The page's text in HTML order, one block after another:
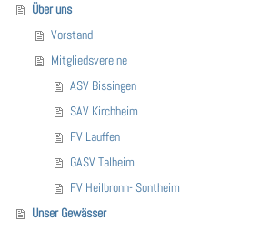
Über uns
Vorstand
Mitgliedsvereine
ASV Bissingen
SAV Kirchheim
FV Lauffen
GASV Talheim
FV Heilbronn- Sontheim
Unser Gewässer